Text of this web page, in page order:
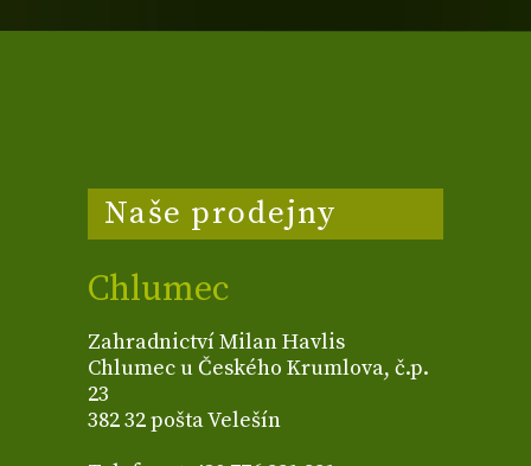
Naše prodejny
Chlumec
Zahradnictví Milan Havlis
Chlumec u Českého Krumlova, č.p.
23
382 32 pošta Velešín